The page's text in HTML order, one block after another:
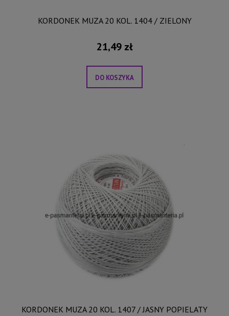
KORDONEK MUZA 20 KOL. 1404 / ZIELONY
21,49 zł
DO KOSZYKA
KORDONEK MUZA 20 KOL. 1407 / JASNY POPIELATY